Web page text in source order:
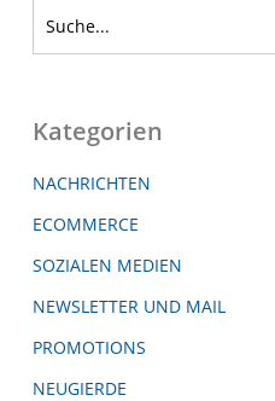
Kategorien
NACHRICHTEN
ECOMMERCE
SOZIALEN MEDIEN
NEWSLETTER UND MAIL
PROMOTIONS
NEUGIERDE